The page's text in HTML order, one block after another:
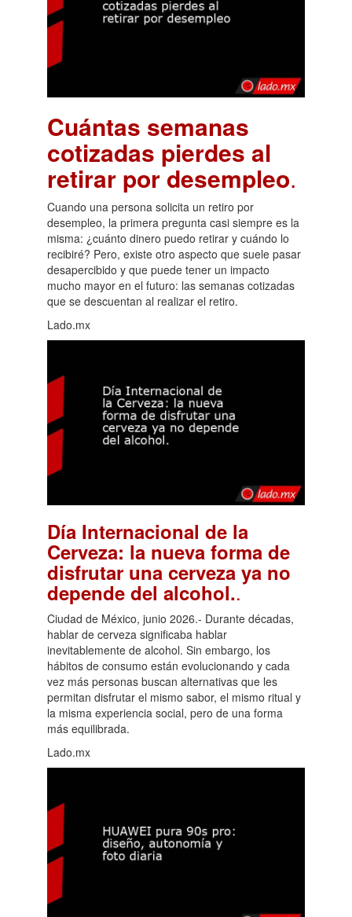
Cuántas semanas
cotizadas pierdes al
retirar por desempleo.
Cuando una persona solicita un retiro por
desempleo, la primera pregunta casi siempre es la
misma: ¿cuánto dinero puedo retirar y cuándo lo
recibiré? Pero, existe otro aspecto que suele pasar
desapercibido y que puede tener un impacto
mucho mayor en el futuro: las semanas cotizadas
que se descuentan al realizar el retiro.
Lado.mx
Día Internacional de la
Cerveza: la nueva forma de
disfrutar una cerveza ya no
depende del alcohol..
Ciudad de México, junio 2026.- Durante décadas,
hablar de cerveza significaba hablar
inevitablemente de alcohol. Sin embargo, los
hábitos de consumo están evolucionando y cada
vez más personas buscan alternativas que les
permitan disfrutar el mismo sabor, el mismo ritual y
la misma experiencia social, pero de una forma
más equilibrada.
Lado.mx